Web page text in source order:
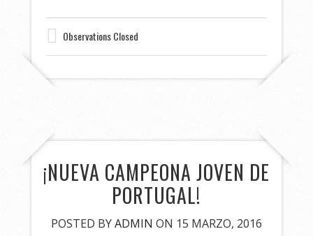
Observations Closed
¡NUEVA CAMPEONA JOVEN DE
PORTUGAL!
POSTED BYADMIN ON 15 MARZO, 2016